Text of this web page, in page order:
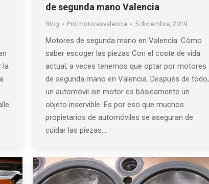
la
de segunda mano Valencia
Blog Por motoresvalencia 5 diciembre, 2019
Motores de segunda mano en Valencia: Cómo
saber escoger las piezas Con el coste de vida
actual, a veces tenemos que optar por motores
de segunda mano en Valencia. Después de todo,
un automóvil sin motor es básicamente un
objeto inservible. Es por eso que muchos
propietarios de automóviles se aseguran de
cuidar las piezas…